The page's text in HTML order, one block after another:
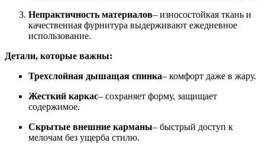
Непрактичность материалов– износостойкая ткань и
качественная фурнитура выдерживают ежедневное
использование.
Детали, которые важны:
Трехслойная дышащая спинка– комфорт даже в жару.
Жесткий каркас– сохраняет форму, защищает
содержимое.
Скрытые внешние карманы– быстрый доступ к
мелочам без ущерба стилю.